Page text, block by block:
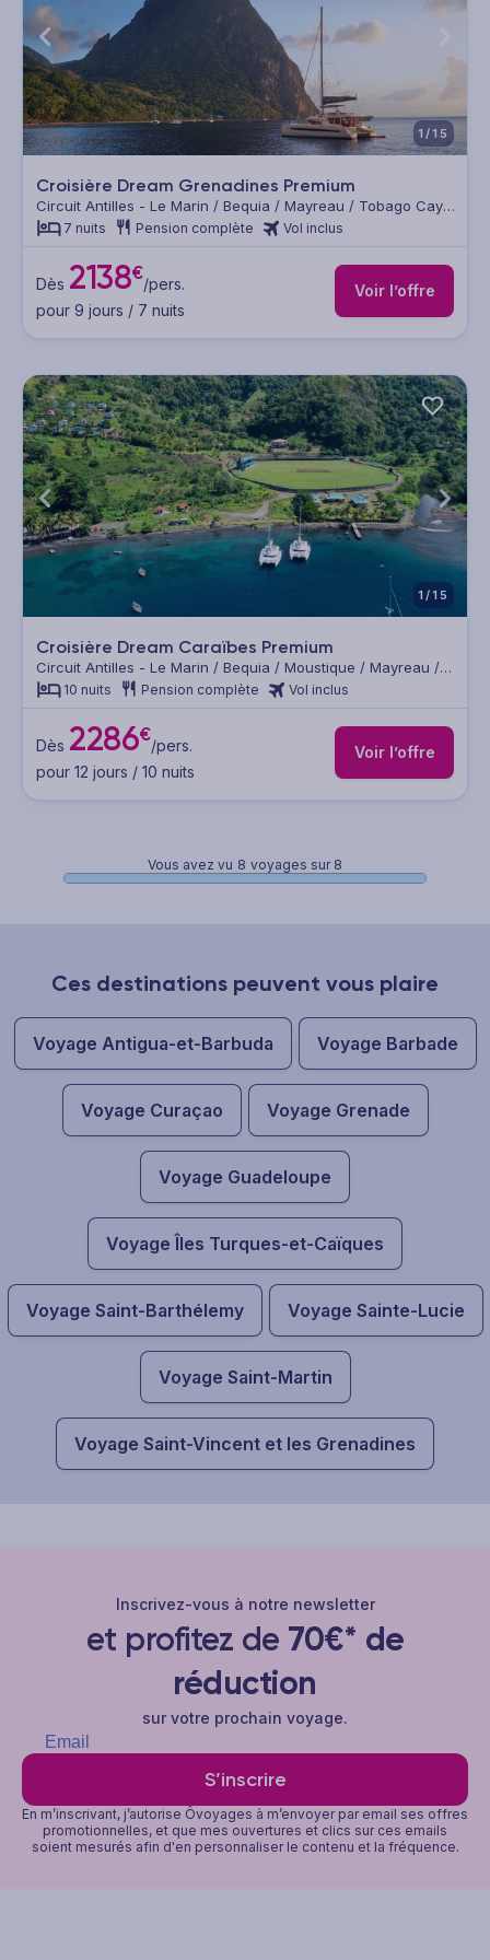
1/15
Croisière Dream Grenadines Premium
Circuit Antilles - Le Marin / Bequia / Mayreau / Tobago Cays
/ Bequia / Saint-Vincent / Sainte Lucie / Sainte Anne / Marin
7 nuits Pension complète Vol inclus
Dès 2138€/pers.
pour 9 jours / 7 nuits
Voir l’offre
1/15
Croisière Dream Caraïbes Premium
Circuit Antilles - Le Marin / Bequia / Moustique / Mayreau /
Tobago Cays / Petit Saint Vincent / Palm Island / Union /
Bequia / Saint Lucie / Saint Anne
10 nuits Pension complète Vol inclus
Dès 2286€/pers.
pour 12 jours / 10 nuits
Voir l’offre
Vous avez vu 8 voyages sur 8
Ces destinations peuvent vous plaire
Voyage Antigua-et-Barbuda Voyage Barbade
Voyage Curaçao Voyage Grenade
Voyage Guadeloupe
Voyage Îles Turques-et-Caïques
Voyage Saint-Barthélemy Voyage Sainte-Lucie
Voyage Saint-Martin
Voyage Saint-Vincent et les Grenadines
Inscrivez-vous à notre newsletter
et profitez de 70€* de
réduction
sur votre prochain voyage.
S’inscrire
En m’inscrivant, j’autorise Ôvoyages à m’envoyer par email ses offres
promotionnelles, et que mes ouvertures et clics sur ces emails
soient mesurés afin d'en personnaliser le contenu et la fréquence.